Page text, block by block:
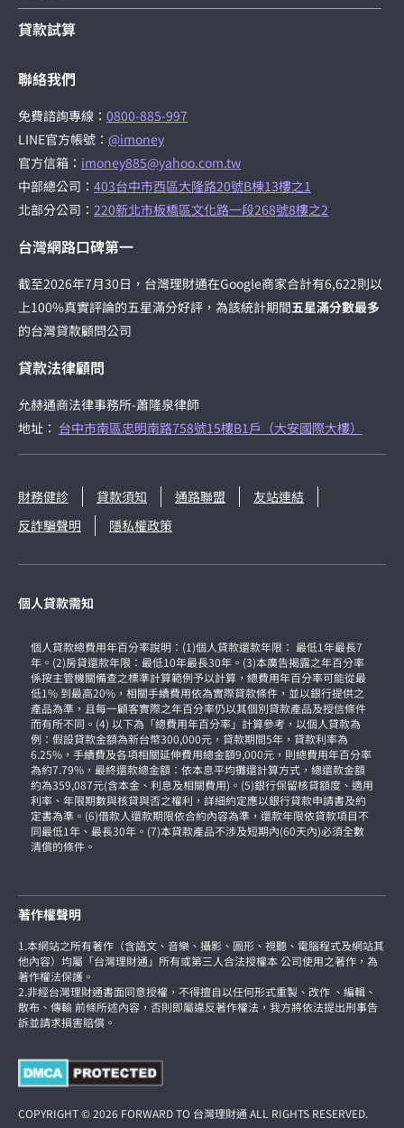
貸款試算
聯絡我們
免費諮詢專線： 0800-885-997
LINE官方帳號： @imoney
官方信箱： imoney885@yahoo.com.tw
中部總公司： 403台中市西區大隆路20號B棟13樓之1
北部分公司： 220新北市板橋區文化路一段268號8樓之2
台灣網路口碑第一
截至2026年7月30日，台灣理財通在Google商家合計有6,622則以
上100%真實評論的五星滿分好評，為該統計期間五星滿分數最多
的台灣貸款顧問公司
貸款法律顧問
允赫通商法律事務所-蕭隆泉律師
地址： 台中市南區忠明南路758號15樓B1戶（大安國際大樓）
財務健診 貸款須知 通路聯盟
友站連結
反詐騙聲明
隱私權政策
個人貸款需知
個人貸款總費用年百分率說明：(1)個人貸款還款年限： 最低1年最長7
年。(2)房貸還款年限：最低10年最長30年。(3)本廣告揭露之年百分率
係按主管機關備查之標準計算範例予以計算，總費用年百分率可能從最
低1% 到最高20%，相關手續費用依為實際貸款條件，並以銀行提供之
產品為準，且每一顧客實際之年百分率仍以其個別貸款產品及授信條件
而有所不同。(4) 以下為「總費用年百分率」計算參考，以個人貸款為
例：假設貸款金額為新台幣300,000元，貸款期間5年，貸款利率為
6.25%，手續費及各項相關延伸費用總金額9,000元，則總費用年百分率
為約7.79%，最終還款總金額：依本息平均攤還計算方式，總還款金額
約為359,087元(含本金、利息及相關費用)。(5)銀行保留核貸額度、適用
利率、年限期數與核貸與否之權利，詳細約定應以銀行貸款申請書及約
定書為準。(6)借款人還款期限依合約內容為準，還款年限依貸款項目不
同最低1年、最長30年。(7)本貸款產品不涉及短期內(60天內)必須全數
清償的條件。
著作權聲明
1.本網站之所有著作（含語文、音樂、攝影、圖形、視聽、電腦程式及網站其
他內容）均屬「台灣理財通」所有或第三人合法授權本 公司使用之著作，為
著作權法保護。
2.非經台灣理財通書面同意授權，不得擅自以任何形式重製、改作 、編輯、
散布、傳輸 前條所述內容，否則即屬違反著作權法，我方將依法提出刑事告
訴並請求損害賠償。
COPYRIGHT © 2026 FORWARD TO 台灣理財通 ALL RIGHTS RESERVED.